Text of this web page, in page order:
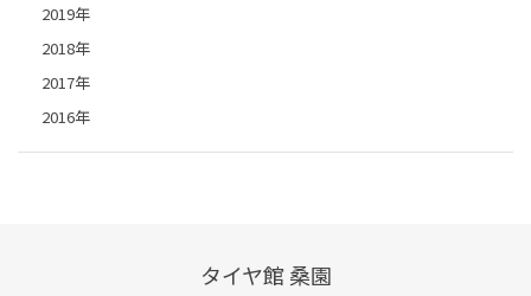
2019年
2018年
2017年
2016年
タイヤ館 桑園